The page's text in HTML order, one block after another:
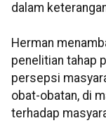
dalam
Herman
penelitian tahap
persepsi
obat-obatan, di
terhadap